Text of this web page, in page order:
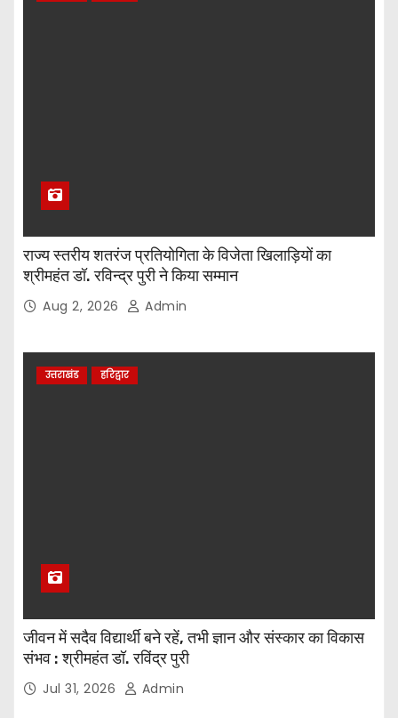
राज्य स्तरीय शतरंज प्रतियोगिता के विजेता खिलाड़ियों का
श्रीमहंत डॉ. रविन्द्र पुरी ने किया सम्मान
Aug 2, 2026 Admin
उत्तराखंड हरिद्वार
जीवन में सदैव विद्यार्थी बने रहें, तभी ज्ञान और संस्कार का विकास
संभव : श्रीमहंत डॉ. रविंद्र पुरी
Jul 31, 2026 Admin